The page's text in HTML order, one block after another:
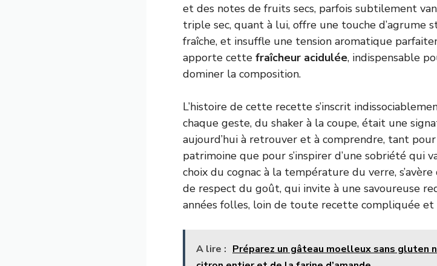
et des notes de fruits secs, parfois subtilement
triple sec, quant à lui, offre une touche d’agrume
fraîche, et insuffle une tension aromatique
apporte cette fraîcheur acidulée, indispensable
dominer la composition.
L’histoire de cette recette s’inscrit
chaque geste, du shaker à la coupe, était une
aujourd’hui à retrouver et à comprendre, tant
patrimoine que pour s’inspirer d’une sobriété qui
choix du cognac à la température du verre,
de respect du goût, qui invite à une savoureuse
années folles, loin de toute recette compliquée et
A lire : Préparez un gâteau moelleux sans gluten